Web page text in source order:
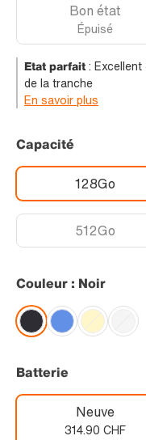
Bon état
Épuisé
Etat parfait:
de la tranche
En savoir plus
Capacité
128Go
512Go
Couleur : Noir
Batterie
Neuve
314.90 CHF